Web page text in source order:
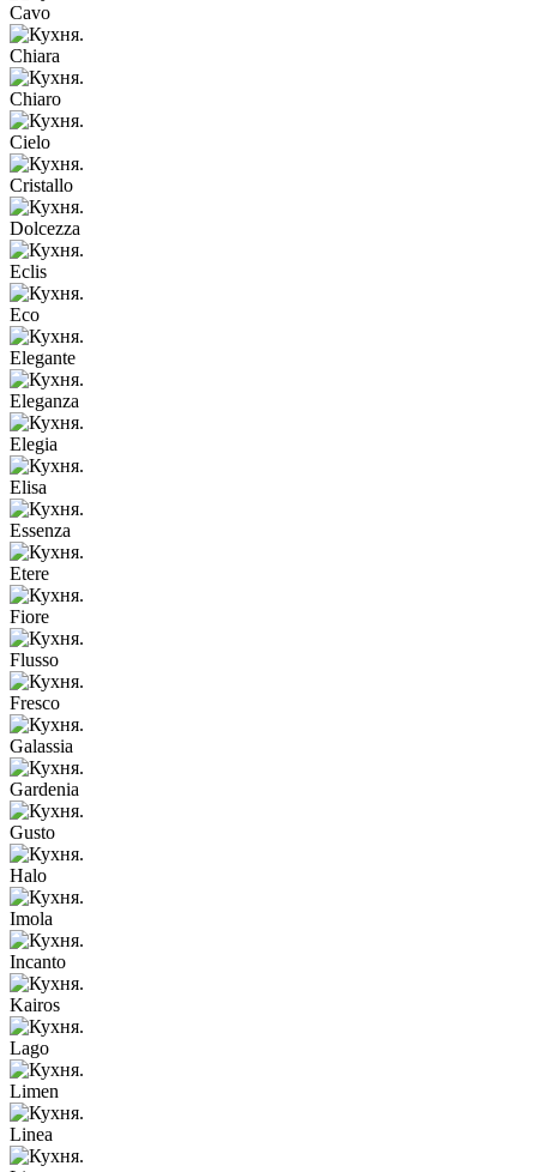
Cavo
Chiara
Chiaro
Cielo
Cristallo
Dolcezza
Eclis
Eco
Elegante
Eleganza
Elegia
Elisa
Essenza
Etere
Fiore
Flusso
Fresco
Galassia
Gardenia
Gusto
Halo
Imola
Incanto
Kairos
Lago
Limen
Linea